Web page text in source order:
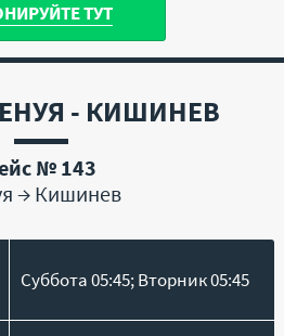
ТУТ
- КИШИНЕВ
№ 143
→Кишинев
Суббота 05:45; Вторник 05:45